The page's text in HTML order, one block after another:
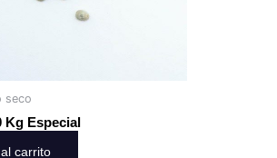
seco
Kg Especial
carrito